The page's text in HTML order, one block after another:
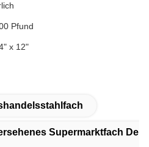
Pfund
x 12"
Supermarktfach Der